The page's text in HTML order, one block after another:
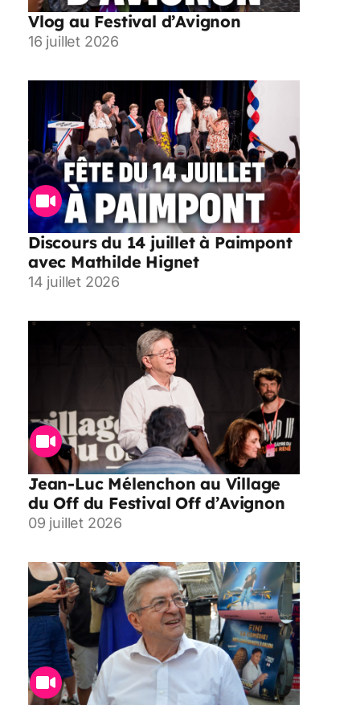
Vlog au Festival d’Avignon
16 juillet 2026
Discours du 14 juillet à Paimpont
avec Mathilde Hignet
14 juillet 2026
Jean-Luc Mélenchon au Village
du Off du Festival Off d’Avignon
09 juillet 2026